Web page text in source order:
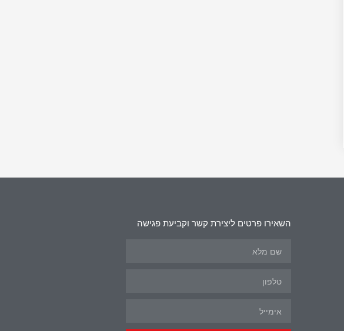
השאירו פרטים ליצירת קשר וקביעת פגישה